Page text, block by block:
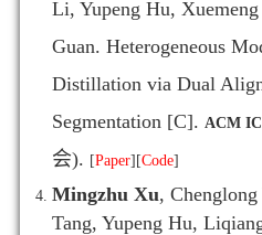
Li, Yupeng Hu,
Guan. Heterogeneous
Distillation via Dual
Segmentation [C]. ACM
会). [Paper] [Code]
Mingzhu Xu,
Tang, Yupeng Hu,